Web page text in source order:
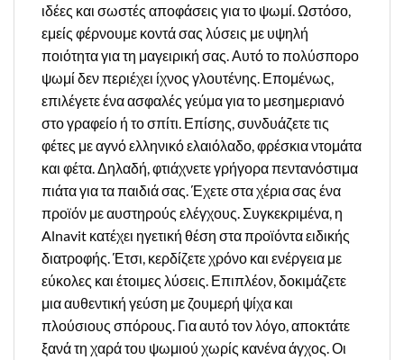
ιδέες και σωστές αποφάσεις για το ψωμί. Ωστόσο,
εμείς φέρνουμε κοντά σας λύσεις με υψηλή
ποιότητα για τη μαγειρική σας. Αυτό το πολύσπορο
ψωμί δεν περιέχει ίχνος γλουτένης. Επομένως,
επιλέγετε ένα ασφαλές γεύμα για το μεσημεριανό
στο γραφείο ή το σπίτι. Επίσης, συνδυάζετε τις
φέτες με αγνό ελληνικό ελαιόλαδο, φρέσκια ντομάτα
και φέτα. Δηλαδή, φτιάχνετε γρήγορα πεντανόστιμα
πιάτα για τα παιδιά σας. Έχετε στα χέρια σας ένα
προϊόν με αυστηρούς ελέγχους. Συγκεκριμένα, η
Alnavit κατέχει ηγετική θέση στα προϊόντα ειδικής
διατροφής. Έτσι, κερδίζετε χρόνο και ενέργεια με
εύκολες και έτοιμες λύσεις. Επιπλέον, δοκιμάζετε
μια αυθεντική γεύση με ζουμερή ψίχα και
πλούσιους σπόρους. Για αυτό τον λόγο, αποκτάτε
ξανά τη χαρά του ψωμιού χωρίς κανένα άγχος. Οι